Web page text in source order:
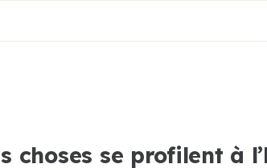
choses se profilent à